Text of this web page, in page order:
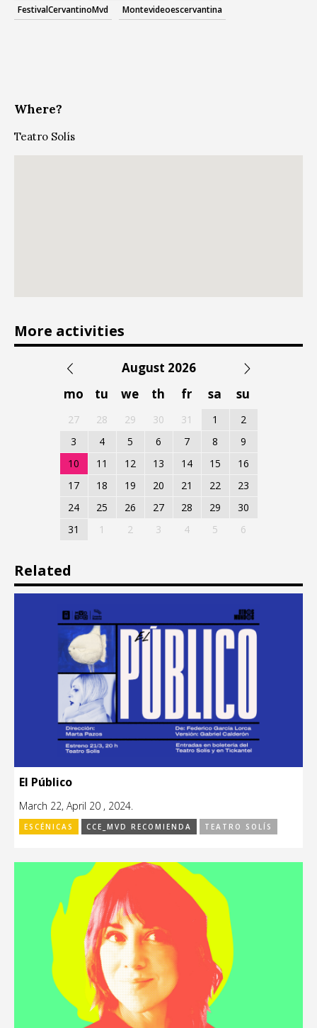
FestivalCervantinoMvd
Montevideoescervantina
Where?
Teatro Solís
More activities
August 2026
mo
tu we th fr sa su
27 28 29 30 31 1
2
3
4 5 6 7 8
9
10
11 12 13 14 15
16
17
18 19 20 21 22
23
24
25 26 27 28 29
30
31
1 2 3 4 5 6
Related
El Público
March 22, April 20 , 2024.
ESCÉNICAS CCE_MVD RECOMIENDA TEATRO SOLÍS